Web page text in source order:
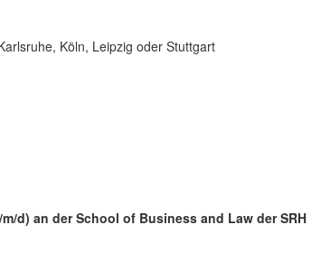
Köln, Leipzig oder Stuttgart
d) an der School of Business and Law der SRH